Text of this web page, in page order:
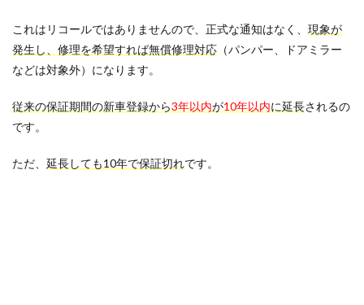
これはリコールではありませんので、正式な通知はなく、 現象が
発生し、修理を希望すれば無償修理対応 （パンパー、ドアミラー
などは対象外）になります。
従来の保証期間の新車登録から3年以内が10年以内に延長されるの
です。
ただ、 延長しても10年で保証切れです。